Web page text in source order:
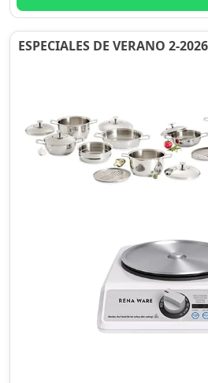
ESPECIALES DE VERANO 2-